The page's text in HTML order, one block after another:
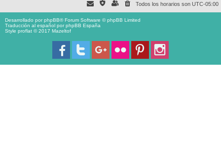
Todos los horarios son UTC-05:00
Desarrollado porphpBB® Forum Software © phpBB Limited
Traducción al español porphpBB España
Style proflat © 2017 Mazeltof